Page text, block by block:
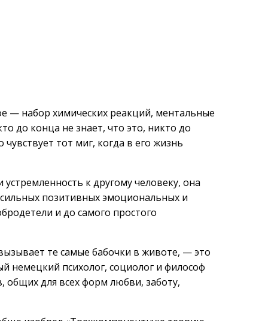
— набор химических реакций, ментальные
до конца не знает, что это, никто до
тот миг, когда в его жизнь
устремленность к другому человеку, она
позитивных эмоциональных и
и до самого простого
те самые бабочки в животе, — это
немецкий психолог, социолог и философ
общих для всех форм любви, заботу,